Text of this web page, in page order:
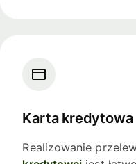
Karta kredytowa
Realizowanie